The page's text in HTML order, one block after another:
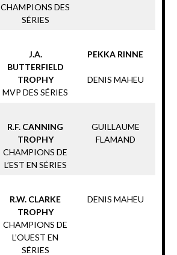
CHAMPIONS DES
SÉRIES
J.A.
BUTTERFIELD
TROPHY
MVP DES SÉRIES
PEKKA RINNE
DENIS MAHEU
R.F. CANNING
TROPHY
CHAMPIONS DE
L’EST EN SÉRIES
GUILLAUME
FLAMAND
R.W. CLARKE
TROPHY
CHAMPIONS DE
L’OUEST EN
SÉRIES
DENIS MAHEU